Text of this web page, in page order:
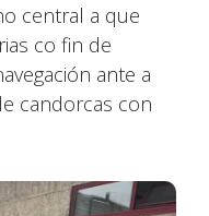
central a que
co fin de
ante a
candorcas con